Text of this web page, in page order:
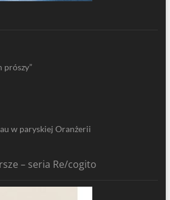
prószy”
w paryskiej Oranżerii
– seria Re/cogito